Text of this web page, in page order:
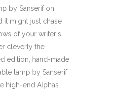
by Sanserif on
it might just chase
of your writer's
cleverly the
edition, hand-made
lamp by Sanserif
high-end Alphas